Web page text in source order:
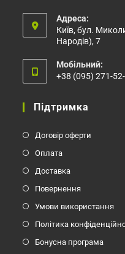
Адреса:
Київ, бул.
Народів), 7
Мобільний:
+38 (095) 271-
у
застосунку
Підтримка
Договір оферти
Оплата
Доставка
Повернення
Умови використання
Політика
Бонусна програма